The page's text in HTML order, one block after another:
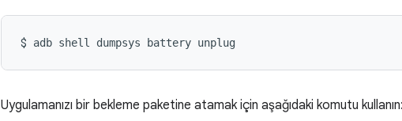
$ adb shell dumpsys battery unplug
Uygulamanızı bir bekleme paketine atamak için aşağıdaki komutu kullanın: